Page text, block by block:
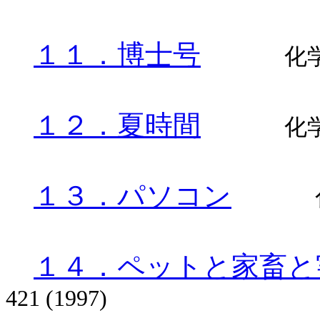
１１．博士号 化
１２．夏時間 化
１３．パソコン
１４．ペットと家畜
421 (1997)